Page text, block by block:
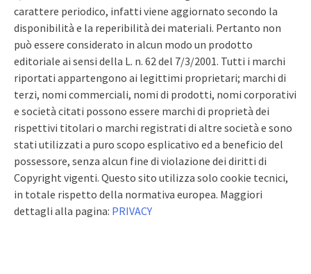
carattere periodico, infatti viene aggiornato secondo la
disponibilità e la reperibilità dei materiali. Pertanto non
può essere considerato in alcun modo un prodotto
editoriale ai sensi della L. n. 62 del 7/3/2001. Tutti i marchi
riportati appartengono ai legittimi proprietari; marchi di
terzi, nomi commerciali, nomi di prodotti, nomi corporativi
e società citati possono essere marchi di proprietà dei
rispettivi titolari o marchi registrati di altre società e sono
stati utilizzati a puro scopo esplicativo ed a beneficio del
possessore, senza alcun fine di violazione dei diritti di
Copyright vigenti. Questo sito utilizza solo cookie tecnici,
in totale rispetto della normativa europea. Maggiori
dettagli alla pagina: PRIVACY